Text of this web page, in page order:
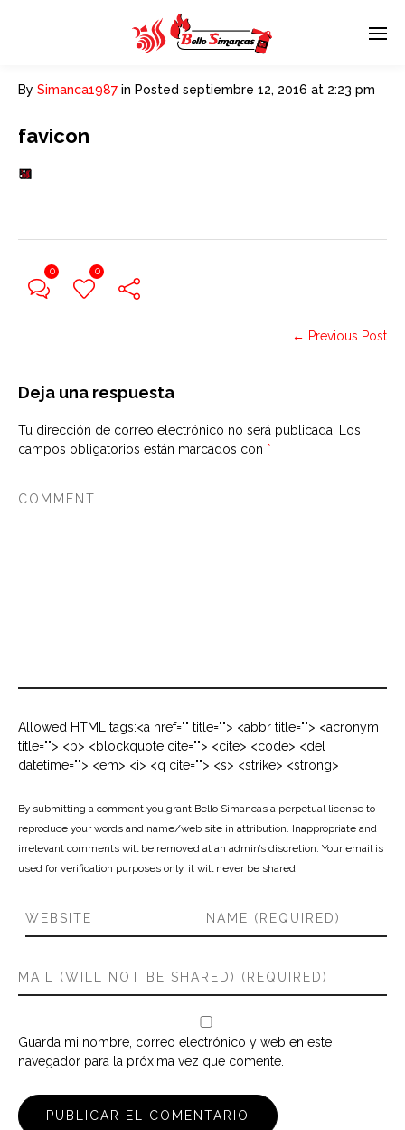
By Simanca1987 in Posted septiembre 12, 2016 at 2:23 pm
favicon
0 0
← Previous Post
Deja una respuesta
Tu dirección de correo electrónico no será publicada.
Los
campos obligatorios están marcados con *
Allowed HTML tags:<a href="" title=""> <abbr title=""> <acronym
title=""> <b> <blockquote cite=""> <cite> <code> <del
datetime=""> <em> <i> <q cite=""> <s> <strike> <strong>
By submitting a comment you grant Bello Simancas a perpetual license to
reproduce your words and name/web site in attribution. Inappropriate and
irrelevant comments will be removed at an admin’s discretion. Your email is
used for verification purposes only, it will never be shared.
Guarda mi nombre, correo electrónico y web en este
navegador para la próxima vez que comente.